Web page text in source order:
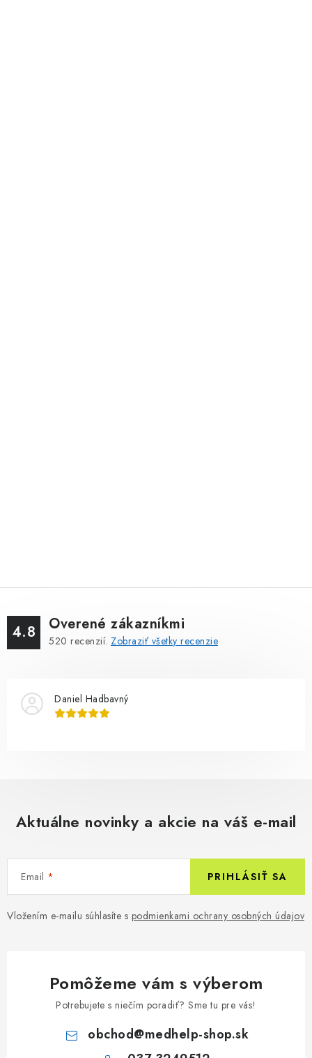
4.8 Overené zákazníkmi
520 recenzií. Zobraziť všetky recenzie
Daniel Hadbavný
Aktuálne novinky a akcie na váš e-mail
Email
Vložením e-mailu súhlasíte s podmienkami ochrany osobných údajov
PRIHLÁSIŤ SA
Pomôžeme vám s výberom
Potrebujete s niečím poradiť? Sme tu pre vás!
obchod@medhelp-shop.sk